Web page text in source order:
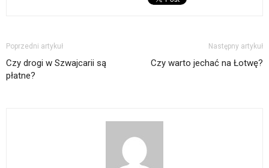
Poprzedni artykuł
Czy drogi w Szwajcarii są
płatne?
Następny artykuł
Czy warto jechać na Łotwę?